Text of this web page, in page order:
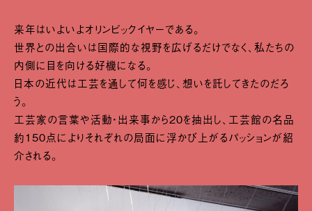
来年はいよいよオリンピックイヤーである。
世界との出合いは国際的な視野を広げるだけでなく、私たちの
内側に目を向ける好機になる。
日本の近代は工芸を通して何を感じ、想いを託してきたのだろ
う。
工芸家の言葉や活動・出来事から20を抽出し、工芸館の名品
約150点によりそれぞれの局面に浮かび上がるパッションが紹
介される。